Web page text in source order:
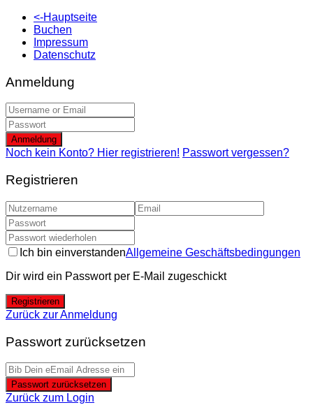
<-Hauptseite
Buchen
Impressum
Datenschutz
Anmeldung
Anmeldung
Noch kein Konto? Hier registrieren! Passwort vergessen?
Registrieren
Ich bin einverstandenAllgemeine Geschäftsbedingungen
Dir wird ein Passwort per E-Mail zugeschickt
Registrieren
Zurück zur Anmeldung
Passwort zurücksetzen
Passwort zurücksetzen
Zurück zum Login